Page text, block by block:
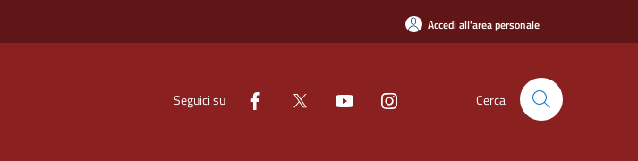
Accedi all'area personale
Seguici su Cerca